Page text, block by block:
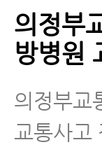
의정부
방병원
의정부교
교통사고